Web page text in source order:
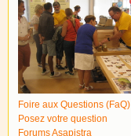
Foire aux Questions (FaQ)
Posez votre question
Forums Asapistra